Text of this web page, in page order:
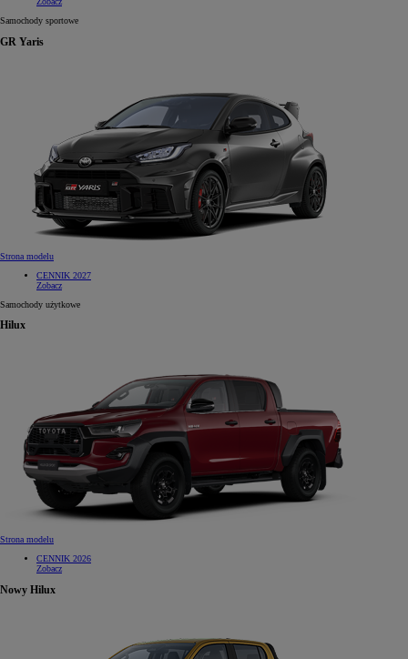
Samochody sportowe
GR Yaris
Strona modelu
CENNIK 2027
Zobacz
Samochody użytkowe
Hilux
Strona modelu
CENNIK 2026
Zobacz
Nowy Hilux